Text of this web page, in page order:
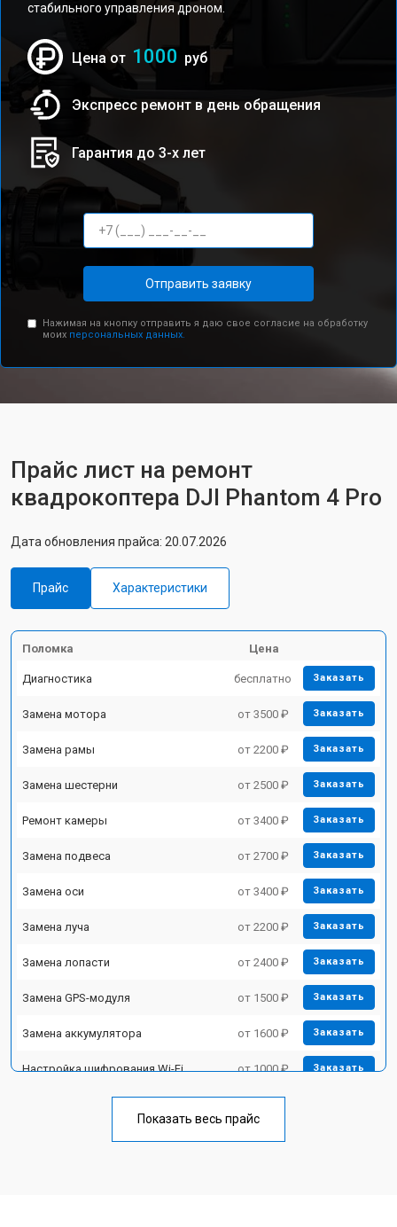
стабильного управления дроном.
Цена от 1000 руб
Экспресс ремонт в день обращения
Гарантия до 3-х лет
Отправить заявку
Нажимая на кнопку отправить я даю свое согласие на обработку
моих персональных данных.
Прайс лист на ремонт
квадрокоптера DJI Phantom 4 Pro
Дата обновления прайса: 20.07.2026
Прайс Характеристики
Поломка Цена
Диагностика бесплатно Заказать
Замена мотора от 3500 ₽ Заказать
Замена рамы от 2200 ₽ Заказать
Замена шестерни от 2500 ₽ Заказать
Ремонт камеры от 3400 ₽ Заказать
Замена подвеса от 2700 ₽ Заказать
Замена оси от 3400 ₽ Заказать
Замена луча от 2200 ₽ Заказать
Замена лопасти от 2400 ₽ Заказать
Замена GPS-модуля от 1500 ₽ Заказать
Замена аккумулятора от 1600 ₽ Заказать
Настройка шифрования Wi-Fi от 1000 ₽ Заказать
Замена материнской платы от 2800 ₽
Показать весь прайс